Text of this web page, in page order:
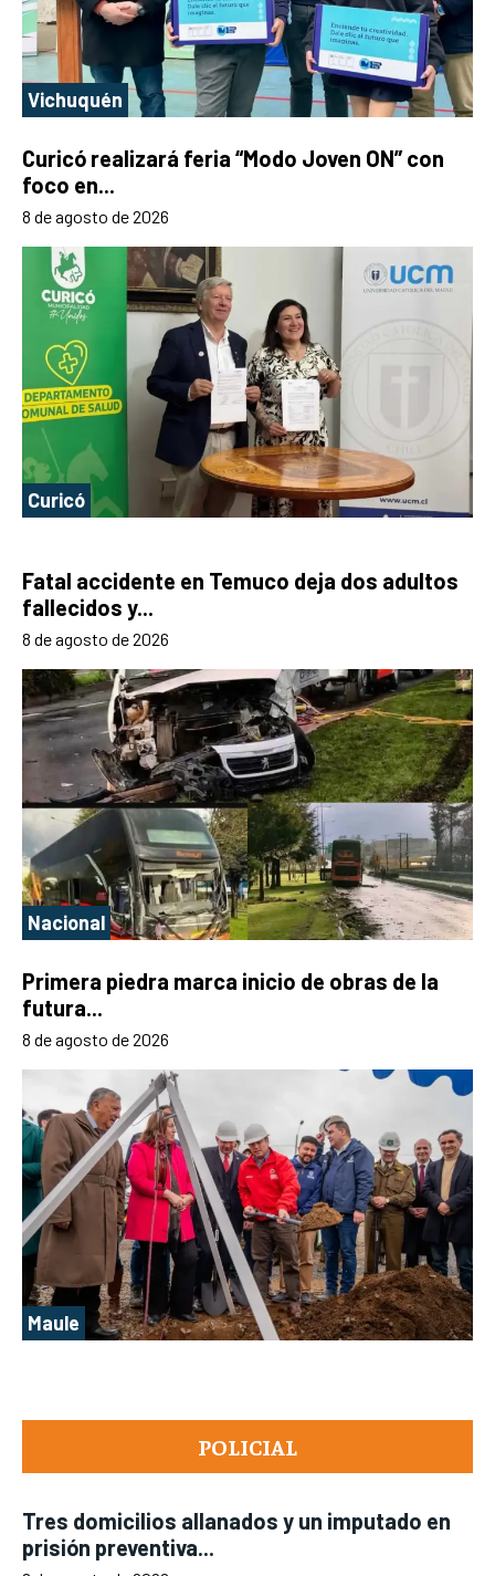
POLICIAL
Tres domicilios allanados y un imputado en
prisión preventiva...
Vichuquén
Curicó realizará feria “Modo Joven ON” con
foco en...
8 de agosto de 2026
Curicó
Fatal accidente en Temuco deja dos adultos
fallecidos y...
8 de agosto de 2026
Nacional
Primera piedra marca inicio de obras de la
futura...
8 de agosto de 2026
Maule